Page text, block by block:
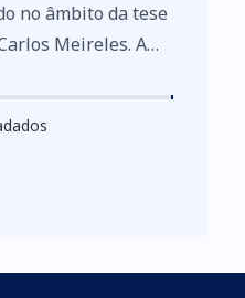
no âmbito da tese
Meireles. A
entre a Zona
Galiza Trás-os-
sendo a
português,